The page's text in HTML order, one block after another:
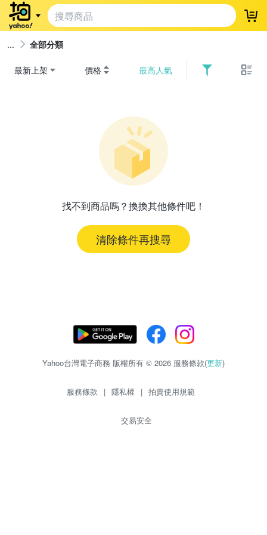
登
全部分類
最新上架 價格 最高人氣
找不到商品嗎？換換其他條件吧！
清除條件再搜尋
Yahoo台灣電子商務 版權所有 © 2026 服務條款(更新)
服務條款 | 隱私權 | 拍賣使用規範
交易安全